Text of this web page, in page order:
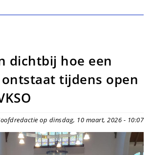
dichtbij hoe een
tijdens open
op dinsdag, 10 maart, 2026 - 10:07